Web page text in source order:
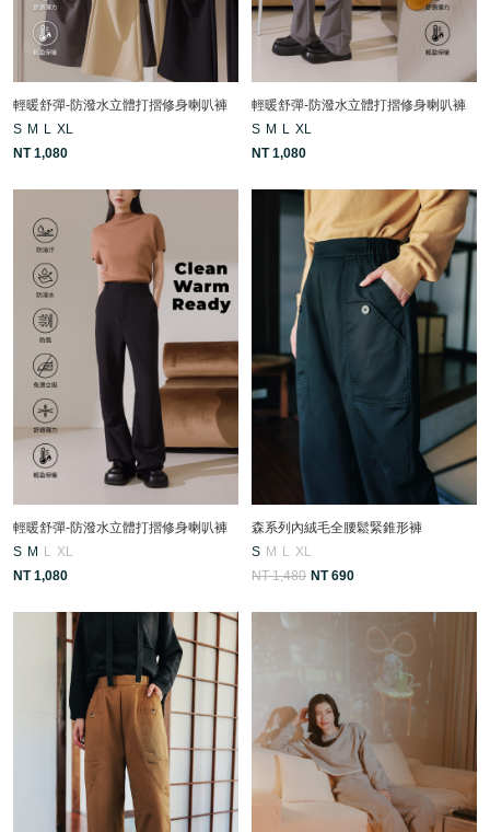
輕暖舒彈-防潑水立體打摺修身喇叭褲
S M L
XL
NT 1,080
輕暖舒彈-防潑水立體打摺修身喇叭褲
S M L
XL
NT 1,080
輕暖舒彈-防潑水立體打摺修身喇叭褲
S M L XL
NT 1,080
森系列內絨毛全腰鬆緊錐形褲
S M L XL
NT 1,480 NT 690